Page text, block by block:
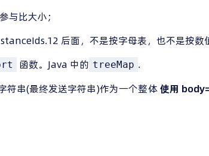
与比大小；
后面，不是按字母表，也不是按数
函数。Java 中的 treeMap .
符串(最终发送字符串)作为一个整体使用